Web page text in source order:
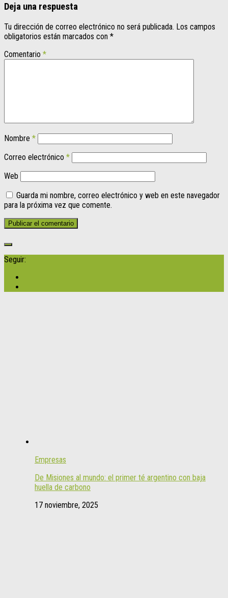
Deja una respuesta
Tu dirección de correo electrónico no será publicada. Los campos
obligatorios están marcados con *
Comentario *
Nombre *
Correo electrónico *
Web
Guarda mi nombre, correo electrónico y web en este navegador
para la próxima vez que comente.
Seguir:
Empresas
De Misiones al mundo: el primer té argentino con baja
huella de carbono
17 noviembre, 2025